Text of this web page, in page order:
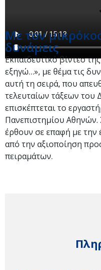
Με τον
δυνάμεις
Εκπαιδευτικό βίντεο
εξηγώ…», με θέμα τις
αυτή τη σειρά, που
τελευταίων τάξεων του
επισκέπτεται το
Πανεπιστημίου Αθηνών.
έρθουν σε επαφή με την
από την αξιοποίηση
πειραμάτων.